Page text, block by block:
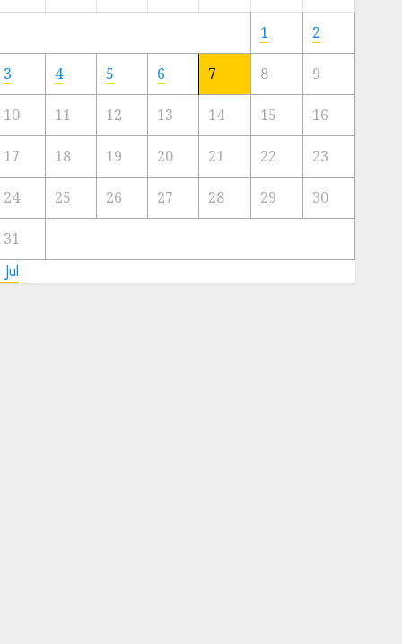
Artis
Kota
23/11/2024
0
1 2
3 4 5 6 7 8 9
10 11 12 13 14 15 16
17 18 19 20 21 22 23
24 25 26 27 28 29 30
31